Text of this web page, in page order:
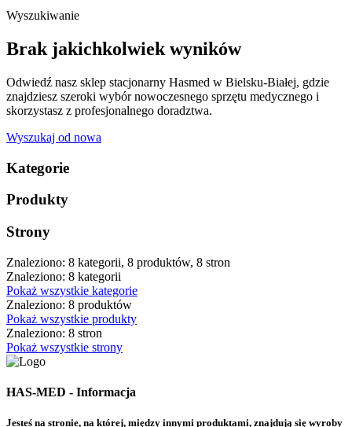
Wyszukiwanie
Brak jakichkolwiek wyników
Odwiedź nasz sklep stacjonarny Hasmed w Bielsku-Białej, gdzie
znajdziesz szeroki wybór nowoczesnego sprzętu medycznego i
skorzystasz z profesjonalnego doradztwa.
Wyszukaj od nowa
Kategorie
Produkty
Strony
Znaleziono: 8 kategorii, 8 produktów, 8 stron
Znaleziono: 8 kategorii
Pokaż wszystkie kategorie
Znaleziono: 8 produktów
Pokaż wszystkie produkty
Znaleziono: 8 stron
Pokaż wszystkie strony
HAS-MED - Informacja
Jesteś na stronie, na której, między innymi produktami, znajdują się wyroby